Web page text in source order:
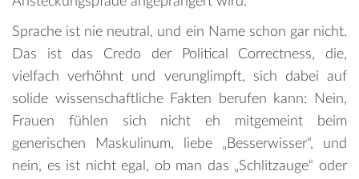
Sprache ist nie neutral, und ein Name schon gar nicht.
Das ist das Credo der Political Correctness, die,
vielfach verhöhnt und verunglimpft, sich dabei auf
solide wissenschaftliche Fakten berufen kann: Nein,
Frauen fühlen sich nicht eh mitgemeint beim
generischen Maskulinum, liebe „Besserwisser“, und
nein, es ist nicht egal, ob man das „Schlitzauge“ oder